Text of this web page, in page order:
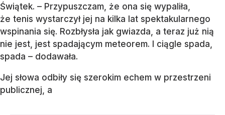
Świątek. – Przypuszczam, że ona się wypaliła,
że tenis wystarczył jej na kilka lat spektakularnego
wspinania się. Rozbłysła jak gwiazda, a teraz już nią
nie jest, jest spadającym meteorem. I ciągle spada,
spada – dodawała.
Jej słowa odbiły się szerokim echem w przestrzeni
publicznej, a